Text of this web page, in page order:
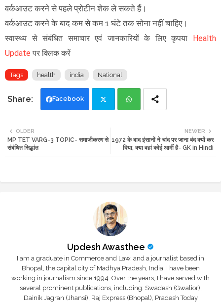
वर्कआउट करने से पहले प्रोटीन शेक ले सकते हैं।
वर्कआउट करने के बाद कम से कम 1 घंटे तक सोना नहीं चाहिए।
स्वास्थ्य से संबंधित समाचार एवं जानकारियों के लिए कृपया
Health
Update पर क्लिक करें
Tags health india National
Facebook
tte ats
NEWER
1972 के बाद इंसानों ने चांद पर जाना बंद क्यों कर
दिया, क्या वहां कोई आर्मी है- GK in Hindi
OLDER
MP TET VARG-3 TOPIC- समाजीकरण से
संबंधित सिद्धांत
Updesh Awasthee
I am a graduate in Commerce and Law, and a journalist based in
Bhopal, the capital city of Madhya Pradesh, India. I have been
working in journalism since 1994. Over the years, I have served with
several prominent publications, including: Swadesh (Gwalior),
Dainik Jagran (Jhansi), Raj Express (Bhopal), Pradesh Today